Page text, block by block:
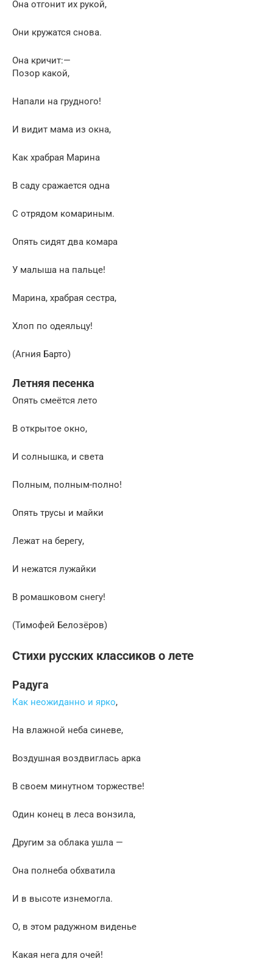
Она отгонит их рукой,
Они кружатся снова.
Она кричит:—
Позор какой,
Напали на грудного!
И видит мама из окна,
Как храбрая Марина
В саду сражается одна
С отрядом комариным.
Опять сидят два комара
У малыша на пальце!
Марина, храбрая сестра,
Хлоп по одеяльцу!
(Агния Барто)
Летняя песенка
Опять смеётся лето
В открытое окно,
И солнышка, и света
Полным, полным-полно!
Опять трусы и майки
Лежат на берегу,
И нежатся лужайки
В ромашковом снегу!
(Тимофей Белозёров)
Стихи русских классиков о лете
Радуга
Как неожиданно и ярко,
На влажной неба синеве,
Воздушная воздвиглась арка
В своем минутном торжестве!
Один конец в леса вонзила,
Другим за облака ушла —
Она полнеба обхватила
И в высоте изнемогла.
О, в этом радужном виденье
Какая нега для очей!